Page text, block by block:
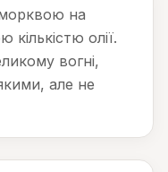
на
кількістю олії.
вогні,
але не